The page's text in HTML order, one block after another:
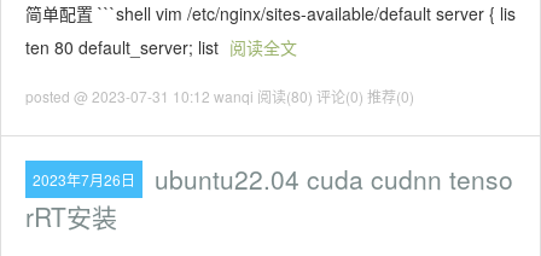
简单配置 ```shell vim /etc/nginx/sites-available/default server { lis
ten 80 default_server; list 阅读全文
posted @ 2023-07-31 10:12 wanqi 阅读(80) 评论(0) 推荐(0)
2023年7月26日
ubuntu22.04 cuda cudnn tenso
rRT安装